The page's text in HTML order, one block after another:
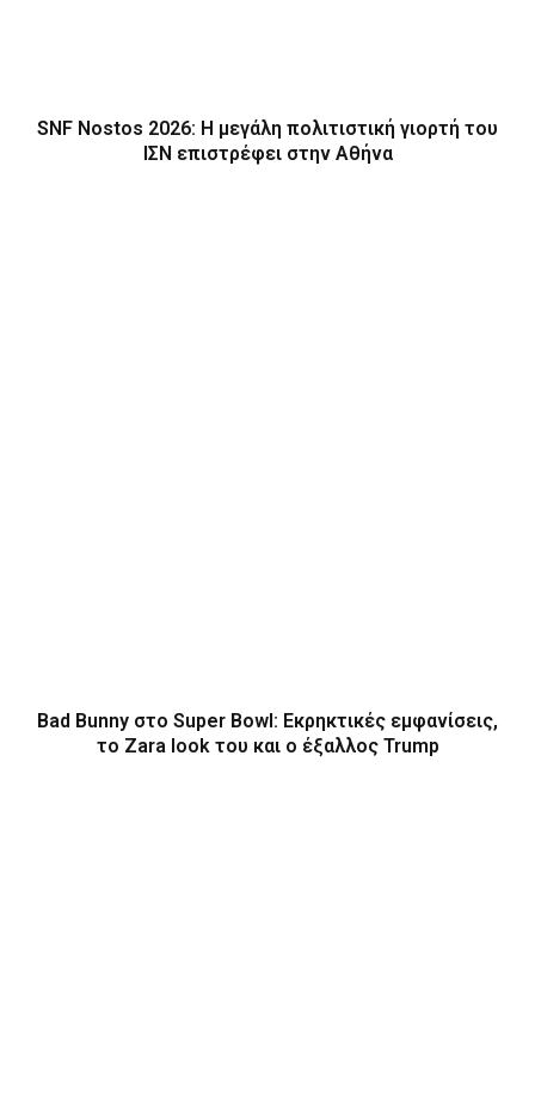
SNF Nostos 2026: Η μεγάλη πολιτιστική γιορτή του
ΙΣΝ επιστρέφει στην Αθήνα
Bad Bunny στο Super Bowl: Εκρηκτικές εμφανίσεις,
το Zara look του και ο έξαλλος Trump